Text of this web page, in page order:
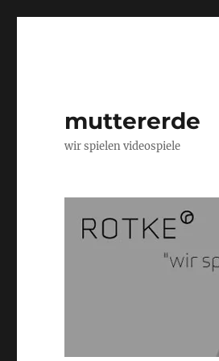
muttererde
wir spielen videospiele